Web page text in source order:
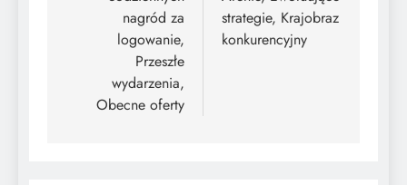
nagród za
logowanie,
Przeszłe
wydarzenia,
Obecne oferty
strategie, Krajobraz
konkurencyjny